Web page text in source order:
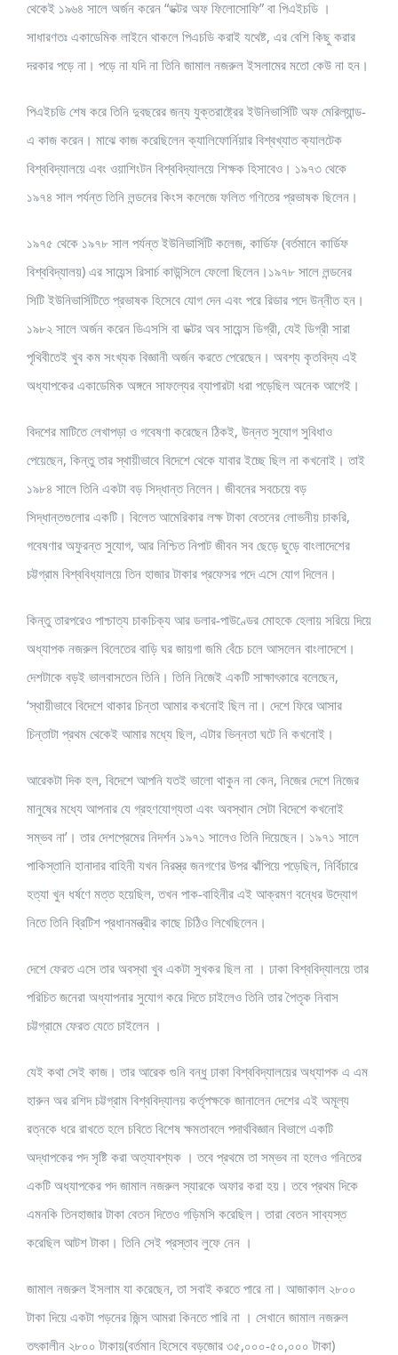
থেকেই ১৯৬৪ সালে অর্জন করেন “ডক্টর অফ ফিলোসোফি” বা পিএইচডি ।
সাধারণতঃ একাডেমিক লাইনে থাকলে পিএচডি করাই যথেষ্ট, এর বেশি কিছু করার
দরকার পড়ে না। পড়ে না যদি না তিনি জামাল নজরুল ইসলামের মতো কেউ না হন।
পিএইচডি শেষ করে তিনি দুবছরের জন্য যুক্তরাষ্ট্রের ইউনিভার্সিটি অফ মেরিল্যান্ড-
এ কাজ করেন। মাঝে কাজ করেছিলেন ক্যালিফোর্নিয়ার বিশ্বখ্যাত ক্যালটেক
বিশ্ববিদ্যালয়ে এবং ওয়াশিংটন বিশ্ববিদ্যালয়ে শিক্ষক হিসাবেও। ১৯৭৩ থেকে
১৯৭৪ সাল পর্যন্ত তিনি লন্ডনের কিংস কলেজে ফলিত গণিতের প্রভাষক ছিলেন।
১৯৭৫ থেকে ১৯৭৮ সাল পর্যন্ত ইউনিভার্সিটি কলেজ, কার্ডিফ (বর্তমানে কার্ডিফ
বিশ্ববিদ্যালয়) এর সায়েন্স রিসার্চ কাউন্সিলে ফেলো ছিলেন।১৯৭৮ সালে লন্ডনের
সিটি ইউনিভার্সিটিতে প্রভাষক হিসেবে যোগ দেন এবং পরে রিডার পদে উন্নীত হন।
১৯৮২ সালে অর্জন করেন ডিএসসি বা ডক্টর অব সায়েন্স ডিগ্রী, যেই ডিগ্রী সারা
পৃথিবীতেই খুব কম সংখ্যক বিজ্ঞানী অর্জন করতে পেরেছেন। অবশ্য কৃতবিদ্য এই
অধ্যাপকের একাডেমিক অঙ্গনে সাফল্যের ব্যাপারটা ধরা পড়েছিল অনেক আগেই।
বিদশের মাটিতে লেখাপড়া ও গবেষণা করেছেন ঠিকই, উন্নত সুযোগ সুবিধাও
পেয়েছেন, কিন্তু তার স্থায়ীভাবে বিদেশে থেকে যাবার ইচ্ছে ছিল না কখনোই। তাই
১৯৮৪ সালে তিনি একটা বড় সিদ্ধান্ত নিলেন। জীবনের সবচেয়ে বড়
সিদ্ধান্তগুলোর একটি। বিলেত আমেরিকার লক্ষ টাকা বেতনের লোভনীয় চাকরি,
গবেষণার অফুরন্ত সুযোগ, আর নিশ্চিত নিপাট জীবন সব ছেড়ে ছুড়ে বাংলাদেশের
চট্টগ্রাম বিশ্ববিধ্যালয়ে তিন হাজার টাকার প্রফেসর পদে এসে যোগ দিলেন।
কিন্তু তারপরেও পাশ্চাত্য চাকচিক্য আর ডলার-পাউণ্ডের মোহকে হেলায় সরিয়ে দিয়ে
অধ্যাপক নজরুল বিলেতের বাড়ি ঘর জায়গা জমি বেঁচে চলে আসলেন বাংলাদেশে।
দেশটাকে বড়ই ভালবাসতেন তিনি। তিনি নিজেই একটি সাক্ষাৎকারে বলেছেন,
‘স্থায়ীভাবে বিদেশে থাকার চিন্তা আমার কখনোই ছিল না। দেশে ফিরে আসার
চিন্তাটা প্রথম থেকেই আমার মধ্যে ছিল, এটার ভিন্নতা ঘটে নি কখনোই।
আরেকটা দিক হল, বিদেশে আপনি যতই ভালো থাকুন না কেন, নিজের দেশে নিজের
মানুষের মধ্যে আপনার যে গ্রহণযোগ্যতা এবং অবস্থান সেটা বিদেশে কখনোই
সম্ভব না’। তার দেশপ্রেমের নিদর্শন ১৯৭১ সালেও তিনি দিয়েছেন। ১৯৭১ সালে
পাকিস্তানি হানাদার বাহিনী যখন নিরস্ত্র জনগণের উপর ঝাঁপিয়ে পড়েছিল, নির্বিচারে
হত্যা খুন ধর্ষণে মত্ত হয়েছিল, তখন পাক-বাহিনীর এই আক্রমণ বন্ধের উদ্যোগ
নিতে তিনি ব্রিটিশ প্রধানমন্ত্রীর কাছে চিঠিও লিখেছিলেন।
দেশে ফেরত এসে তার অবস্থা খুব একটা সুখকর ছিল না । ঢাকা বিশ্ববিদ্যালয়ে তার
পরিচিত জনেরা অধ্যাপনার সুযোগ করে দিতে চাইলেও তিনি তার পৈতৃক নিবাস
চট্টগ্রামে ফেরত যেতে চাইলেন ।
যেই কথা সেই কাজ। তার আরেক গুনি বন্ধু ঢাকা বিশ্ববিদ্যালয়ের অধ্যাপক এ এম
হারুন অর রশিদ চট্টগ্রাম বিশ্ববিদ্যালয় কর্তৃপক্ষকে জানালেন দেশের এই অমূল্য
রত্নকে ধরে রাখতে হলে চবিতে বিশেষ ক্ষমতাবলে পদার্থবিজ্ঞান বিভাগে একটি
অদ্ধাপকের পদ সৃষ্টি করা অত্যাবশ্যক । তবে প্রথমে তা সম্ভব না হলেও গনিতের
একটি অধ্যাপকের পদ জামাল নজরুল স্যারকে অফার করা হয়। তবে প্রথম দিকে
এমনকি তিনহাজার টাকা বেতন দিতেও গড়িমসি করেছিল। তারা বেতন সাব্যস্ত
করেছিল আটশ টাকা। তিনি সেই প্রস্তাব লুফে নেন ।
জামাল নজরুল ইসলাম যা করেছেন, তা সবাই করতে পারে না। আজাকাল ২৮০০
টাকা দিয়ে একটা পড়নের জিন্স আমরা কিনতে পারি না । সেখানে জামাল নজরুল
তৎকালীন ২৮০০ টাকায়(বর্তমান হিসেবে বড়জোর ৩৫,০০০-৫০,০০০ টাকা)